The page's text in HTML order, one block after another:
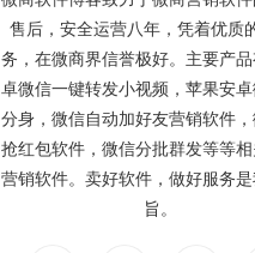
售后，安全运营八年，凭着优质
务，在微商界信誉极好。主要产
卓微信一键转发小视频，苹果安
分身，微信自动加好友营销软件
抢红包软件，微信分批群发等等
营销软件。卖好软件，做好服务
旨。